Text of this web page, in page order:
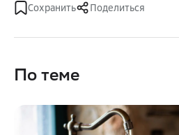
Сохранить Поделиться
По теме